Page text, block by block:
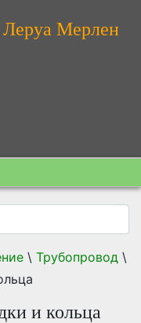
Мерлен
\ Трубопровод \
и кольца